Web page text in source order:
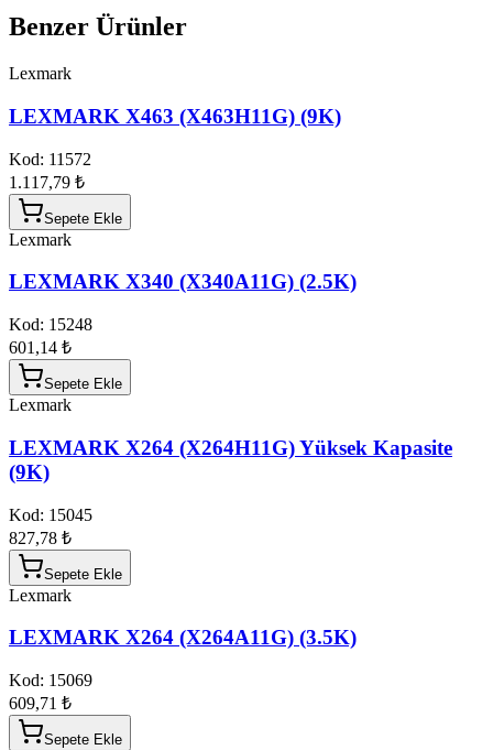
Benzer Ürünler
Lexmark
LEXMARK X463 (X463H11G) (9K)
Kod: 11572
1.117,79 ₺
Sepete Ekle
Lexmark
LEXMARK X340 (X340A11G) (2.5K)
Kod: 15248
601,14 ₺
Sepete Ekle
Lexmark
LEXMARK X264 (X264H11G) Yüksek Kapasite
(9K)
Kod: 15045
827,78 ₺
Sepete Ekle
Lexmark
LEXMARK X264 (X264A11G) (3.5K)
Kod: 15069
609,71 ₺
Sepete Ekle